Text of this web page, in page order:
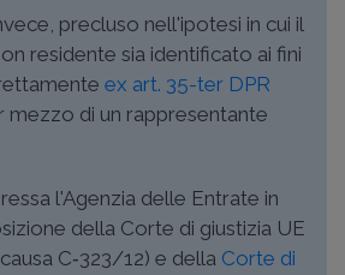
precluso nell'ipotesi in cui il
residente sia identificato ai fini
ex art. 35-ter DPR
mezzo di un rappresentante
l'Agenzia delle Entrate in
della Corte di giustizia UE
C‑323/12) e della Corte di